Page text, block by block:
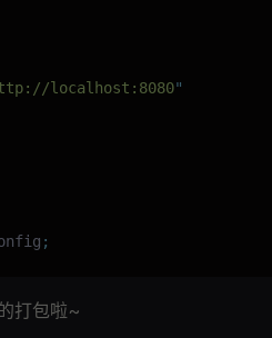
localhost:8080"
;
打包啦~